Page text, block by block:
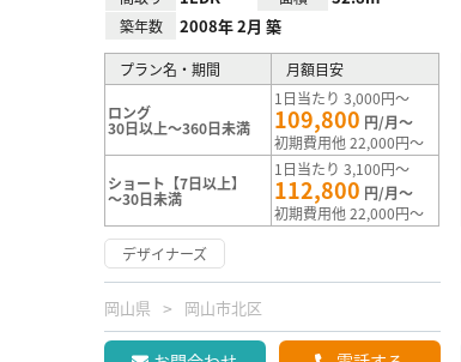
築年数 2008年 2月 築
プラン名・期間 月額目安
ロング
30日以上～360日未満
1日当たり 3,000円～
109,800 円/月～
初期費用他 22,000円～
ショート【7日以上】
～30日未満
1日当たり 3,100円～
112,800 円/月～
初期費用他 22,000円～
デザイナーズ
岡山県 岡山市北区